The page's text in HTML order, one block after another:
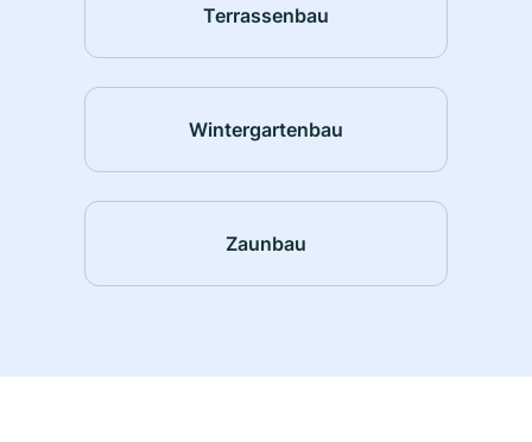
Terrassenbau
Wintergartenbau
Zaunbau